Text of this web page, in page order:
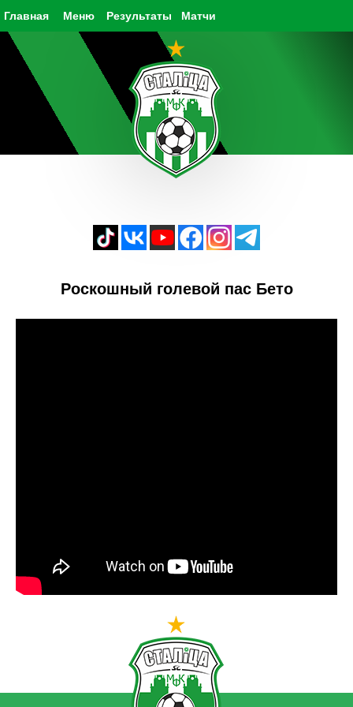
Главная Результаты Матчи
Меню
Роскошный голевой пас Бето